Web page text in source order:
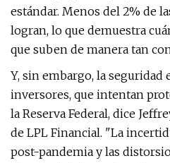
estándar. Menos del 2% de
logran, lo que demuestra
que suben de manera tan
Y, sin embargo, la seguridad
inversores, que intentan
la Reserva Federal, dice
de LPL Financial. "La
post-pandemia y las